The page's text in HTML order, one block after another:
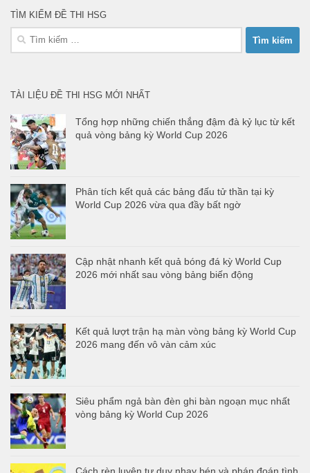
TÌM KIẾM ĐỀ THI HSG
Tìm
kiếm
TÀI LIỆU ĐỀ THI HSG MỚI NHẤT
Tổng hợp những chiến thắng đậm đà kỷ lục từ kết
quả vòng bảng kỳ World Cup 2026
Phân tích kết quả các bảng đấu tử thần tại kỳ
World Cup 2026 vừa qua đầy bất ngờ
Cập nhật nhanh kết quả bóng đá kỳ World Cup
2026 mới nhất sau vòng bảng biến động
Kết quả lượt trận hạ màn vòng bảng kỳ World Cup
2026 mang đến vô vàn cảm xúc
Siêu phẩm ngả bàn đèn ghi bàn ngoạn mục nhất
vòng bảng kỳ World Cup 2026